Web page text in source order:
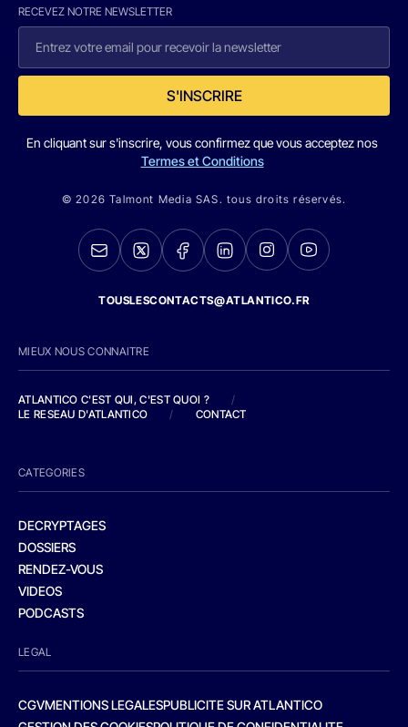
RECEVEZ NOTRE NEWSLETTER
S'INSCRIRE
En cliquant sur s'inscrire, vous confirmez que vous acceptez nos
Termes et Conditions
© 2026 Talmont Media SAS. tous droits réservés.
TOUSLESCONTACTS@ATLANTICO.FR
MIEUX NOUS CONNAITRE
ATLANTICO C'EST QUI, C'EST QUOI ?
/
LE RESEAU D'ATLANTICO
/ CONTACT
CATEGORIES
DECRYPTAGES
DOSSIERS
RENDEZ-VOUS
VIDEOS
PODCASTS
LEGAL
CGVMENTIONS LEGALESPUBLICITE SUR ATLANTICO